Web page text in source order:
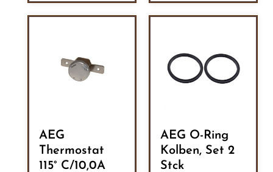
AEG
Thermostat
115° C/10,0A
AEG O-Ring
Kolben, Set 2
Stck